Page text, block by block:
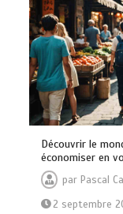
Découvrir le
économiser en
par Pascal
2 septembre